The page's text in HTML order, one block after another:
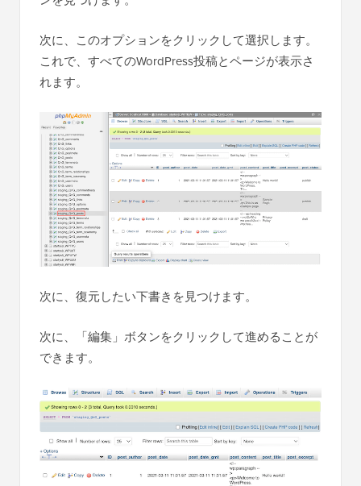
次に、このオプションをクリックして選択します。
これで、すべてのWordPress投稿とページが表示さ
れます。
次に、復元したい下書きを見つけます。
次に、「編集」ボタンをクリックして進めることが
できます。